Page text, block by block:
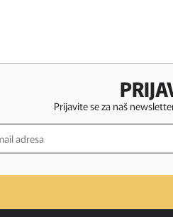
Prijavite se za naš